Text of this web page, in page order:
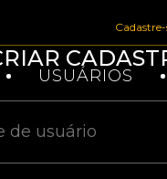
Cadastre-
USUÁRIOS